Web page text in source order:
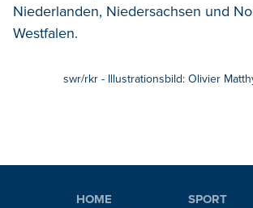
Niederlanden, Niedersachsen und
Westfalen.
swr/rkr - Illustrationsbild: Olivier
HOME
SPORT